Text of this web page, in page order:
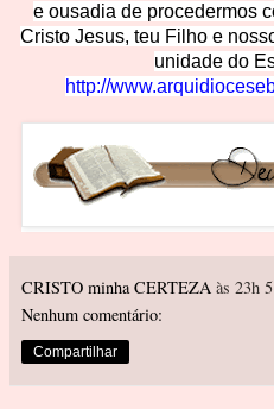
e ousadia de procedermos
Cristo Jesus, teu Filho e
unidade do
http://
CRISTO minha CERTEZA às 23h
Nenhum comentário:
Compartilhar